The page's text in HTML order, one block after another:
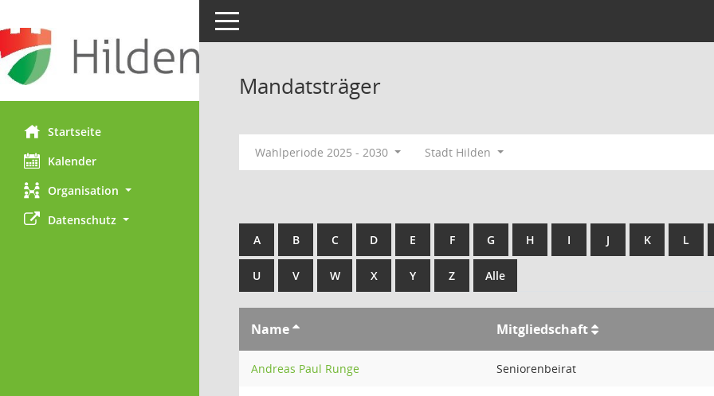
Startseite
Kalender
Organisation
Datenschutz
Toggle navigation
Mandatsträger
Wahlperiode 2025 - 2030 Stadt Hilden
A B C D E F G H I J K L
U V W X Y Z Alle
Name Mitgliedschaft
Andreas Paul Runge Seniorenbeirat